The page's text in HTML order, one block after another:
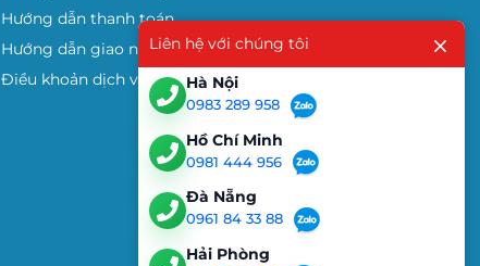
Hướng dẫn thanh toán
Hướng dẫn giao nhận
Điều khoản dịch vụ
Liên hệ với chúng tôi
Hà Nội
0983 289 958
Hồ Chí Minh
0981 444 956
Đà Nẵng
0961 84 33 88
Hải Phòng